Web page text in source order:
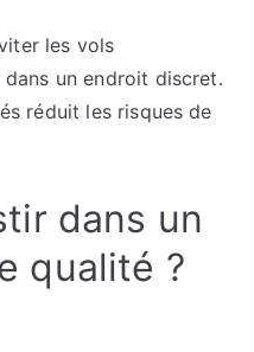
les vols
un endroit discret.
réduit les risques de
dans un
qualité ?